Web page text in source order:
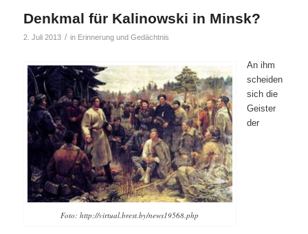
Denkmal für Kalinowski in Minsk?
2. Juli 2013 / in Erinnerung und Gedächtnis
Foto: http://virtual.brest.by/news19568.php
An ihm
scheiden
sich die
Geister
der